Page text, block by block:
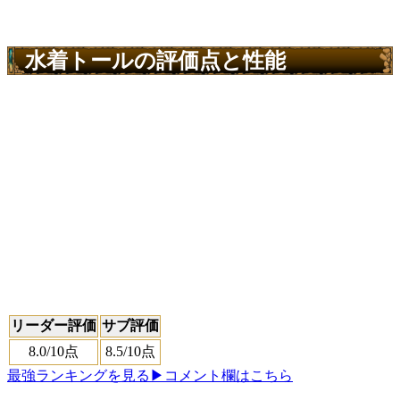
水着トールの評価点と性能
リーダー評価 サブ評価
8.0/10点 8.5/10点
最強ランキングを見る ▶コメント欄はこちら